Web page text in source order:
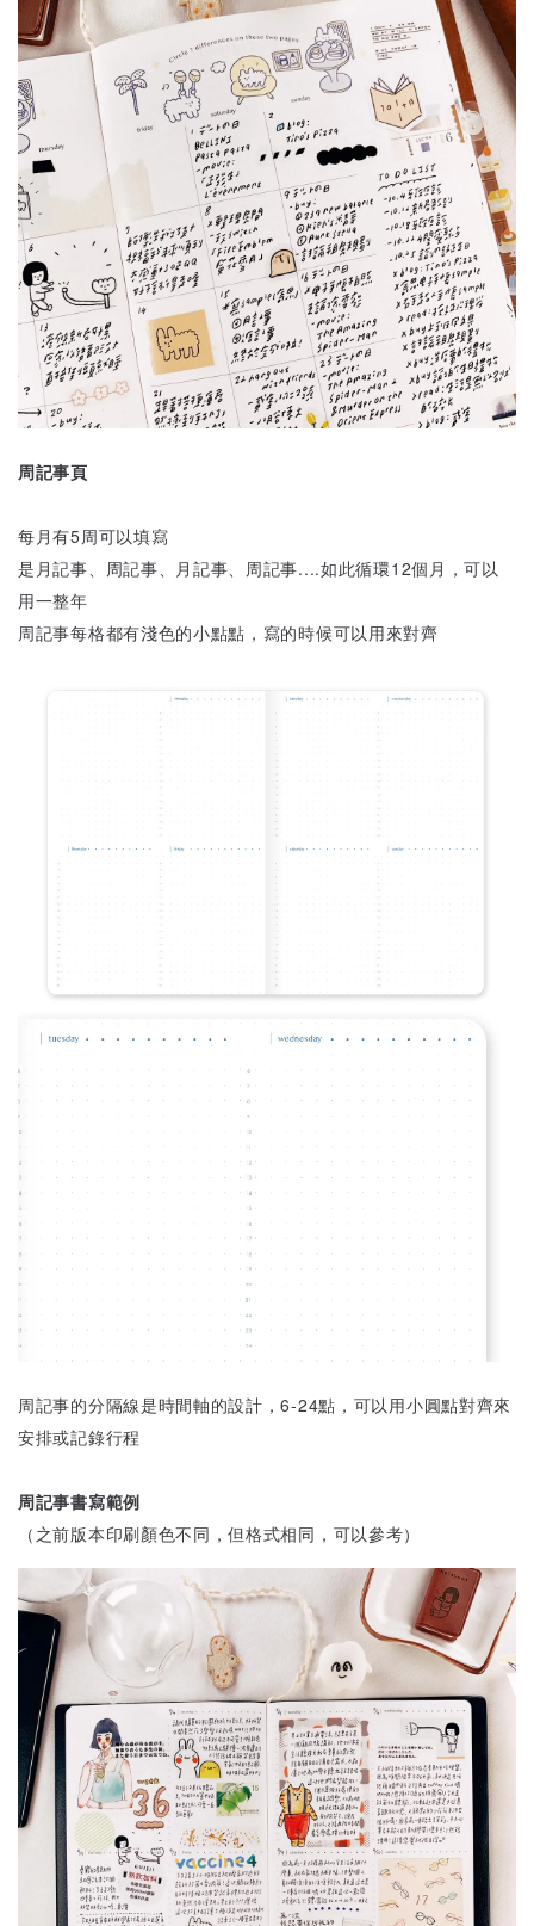
周記事頁
每月有5周可以填寫
是月記事、周記事、月記事、周記事....如此循環12個月，可以
用一整年
周記事每格都有淺色的小點點，寫的時候可以用來對齊
周記事的分隔線是時間軸的設計，6-24點，可以用小圓點對齊來
安排或記錄行程
周記事書寫範例
（之前版本印刷顏色不同，但格式相同，可以參考）